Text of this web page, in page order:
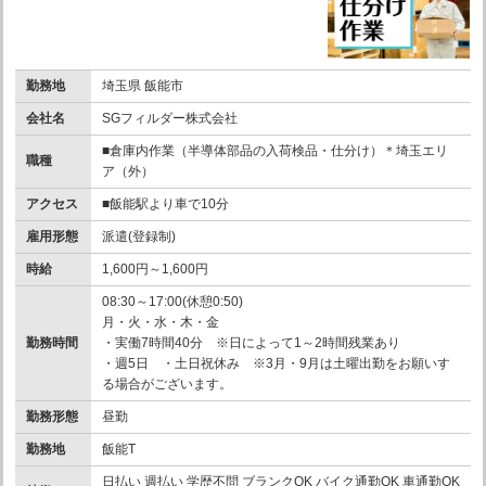
勤務地 埼玉県 飯能市
会社名 SGフィルダー株式会社
職種
■倉庫内作業（半導体部品の入荷検品・仕分け）＊埼玉エリ
ア（外）
アクセス ■飯能駅より車で10分
雇用形態 派遣(登録制)
時給 1,600円～1,600円
勤務時間
08:30～17:00(休憩0:50)
月・火・水・木・金
・実働7時間40分 ※日によって1～2時間残業あり
・週5日 ・土日祝休み ※3月・9月は土曜出勤をお願いす
る場合がございます。
勤務形態 昼勤
勤務地 飯能T
日払い 週払い 学歴不問 ブランクOK バイク通勤OK 車通勤OK